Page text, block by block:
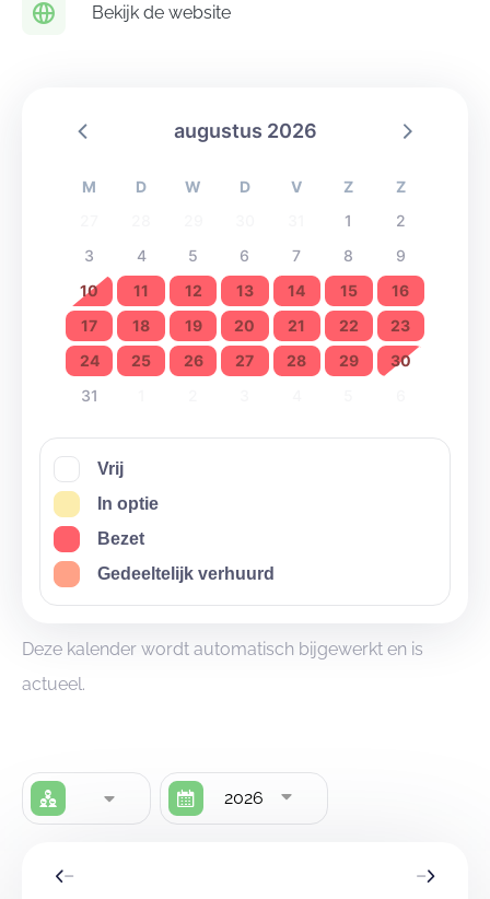
Bekijk de website
augustus 2026
M D W D V Z
Z
1
2
3
4 5 6 7 8
9
10
11 12 13 14 15
16
17
18 19 20 21 22
23
24
25 26 27 28 29
30
31
Vrij
In optie
Bezet
Gedeeltelijk verhuurd
Deze kalender wordt automatisch bijgewerkt en is
actueel.
2026